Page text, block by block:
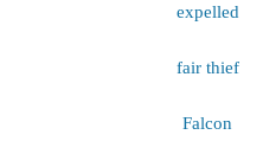
expelled
fair thief
Falcon